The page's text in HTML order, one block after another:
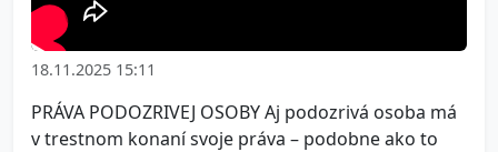
18.11.2025 15:11
PRÁVA PODOZRIVEJ OSOBY Aj podozrivá osoba má
v trestnom konaní svoje práva – podobne ako to